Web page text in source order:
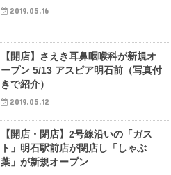
2019.05.16
【開店】さえき耳鼻咽喉科が新規オ
ープン 5/13 アスピア明石前（写真付
きで紹介）
2019.05.12
【開店・閉店】2号線沿いの「ガス
ト」明石駅前店が閉店し「しゃぶ
葉」が新規オープン